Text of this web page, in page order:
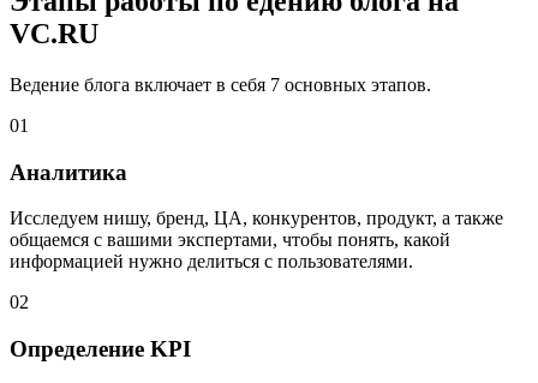
VC.RU
Ведение блога включает в себя 7 основных этапов.
01
Аналитика
Исследуем нишу, бренд, ЦА, конкурентов, продукт, а также
общаемся с вашими экспертами, чтобы понять, какой
информацией нужно делиться с пользователями.
02
Определение KPI